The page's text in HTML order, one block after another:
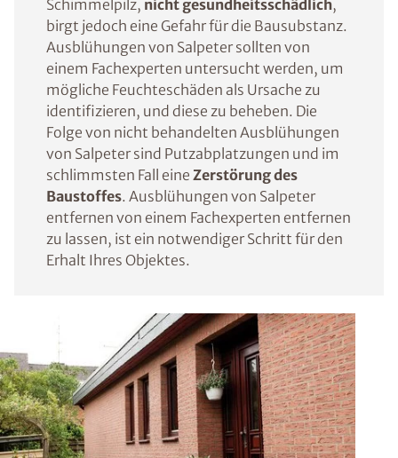
Schimmelpilz, nicht gesundheitsschädlich,
birgt jedoch eine Gefahr für die Bausubstanz.
Ausblühungen von Salpeter sollten von
einem Fachexperten untersucht werden, um
mögliche Feuchteschäden als Ursache zu
identifizieren, und diese zu beheben. Die
Folge von nicht behandelten Ausblühungen
von Salpeter sind Putzabplatzungen und im
schlimmsten Fall eine Zerstörung des
Baustoffes. Ausblühungen von Salpeter
entfernen von einem Fachexperten entfernen
zu lassen, ist ein notwendiger Schritt für den
Erhalt Ihres Objektes.